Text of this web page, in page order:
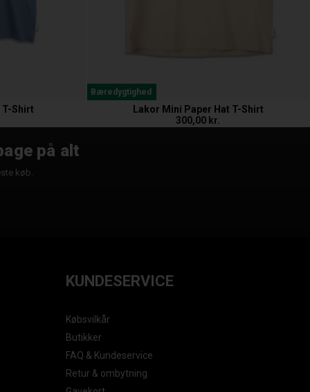
T-Shirt
Bæredygtighed
Lakor Mini Paper Hat T-Shirt
300,00 kr.
på alt
køb.
KUNDESERVICE
Købsvilkår
Butikker
FAQ & Kundeservice
Retur & ombytning